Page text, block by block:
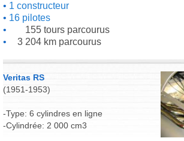
1 constructeur
16 pilotes
155 tours parcourus
3 204 km parcourus
Veritas RS
(1951-1953)
-Type: 6 cylindres en ligne
-Cylindrée: 2 000 cm3